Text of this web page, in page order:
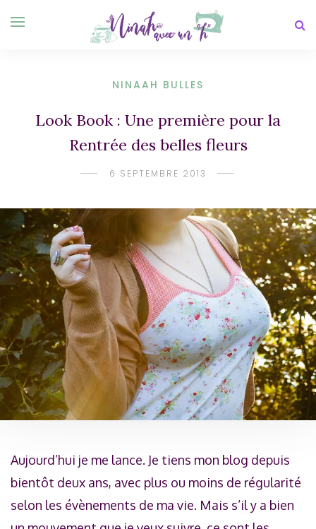
NINAAH BULLES
Look Book : Une première pour la
Rentrée des belles fleurs
6 SEPTEMBRE 2013
Aujourd’hui je me lance. Je tiens mon blog depuis
bientôt deux ans, avec plus ou moins de régularité
selon les évènements de ma vie. Mais s’il y a bien